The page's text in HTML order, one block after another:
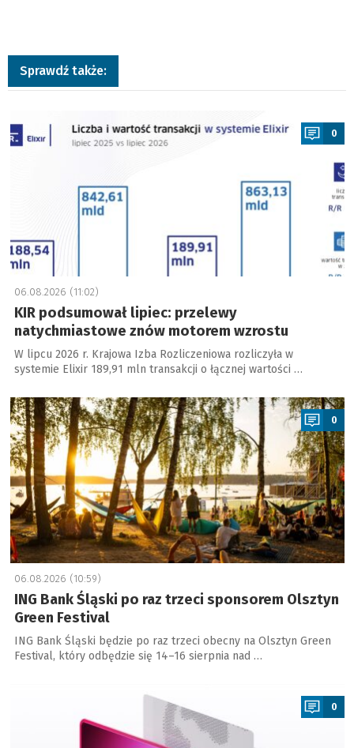
Sprawdź także:
0
06.08.2026 (11:02)
KIR podsumował lipiec: przelewy
natychmiastowe znów motorem wzrostu
W lipcu 2026 r. Krajowa Izba Rozliczeniowa rozliczyła w
systemie Elixir 189,91 mln transakcji o łącznej wartości …
a
0
06.08.2026 (10:59)
ING Bank Śląski po raz trzeci sponsorem Olsztyn
Green Festival
ING Bank Śląski będzie po raz trzeci obecny na Olsztyn Green
Festival, który odbędzie się 14–16 sierpnia nad …
0